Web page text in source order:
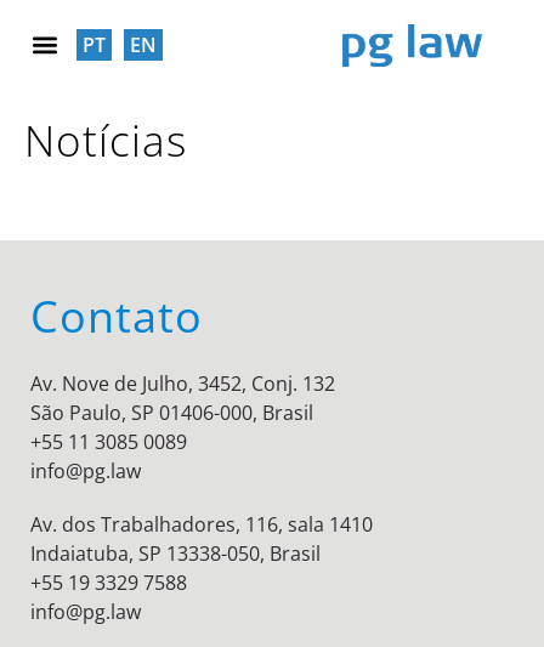
PT EN
Notícias
Contato
Av. Nove de Julho, 3452, Conj. 132
São Paulo, SP 01406-000, Brasil
+55 11 3085 0089
info@pg.law
Av. dos Trabalhadores, 116, sala 1410
Indaiatuba, SP 13338-050, Brasil
+55 19 3329 7588
info@pg.law